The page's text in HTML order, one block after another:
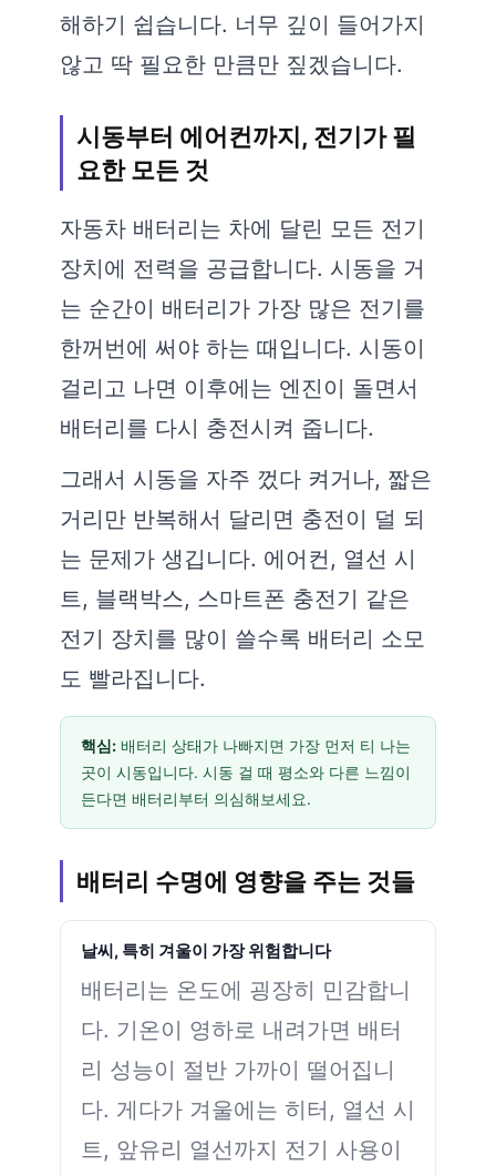
해하기 쉽습니다. 너무 깊이 들어가지
않고 딱 필요한 만큼만 짚겠습니다.
시동부터 에어컨까지, 전기가 필
요한 모든 것
자동차 배터리는 차에 달린 모든 전기
장치에 전력을 공급합니다. 시동을 거
는 순간이 배터리가 가장 많은 전기를
한꺼번에 써야 하는 때입니다. 시동이
걸리고 나면 이후에는 엔진이 돌면서
배터리를 다시 충전시켜 줍니다.
그래서 시동을 자주 껐다 켜거나, 짧은
거리만 반복해서 달리면 충전이 덜 되
는 문제가 생깁니다. 에어컨, 열선 시
트, 블랙박스, 스마트폰 충전기 같은
전기 장치를 많이 쓸수록 배터리 소모
도 빨라집니다.
핵심: 배터리 상태가 나빠지면 가장 먼저 티 나는
곳이 시동입니다. 시동 걸 때 평소와 다른 느낌이
든다면 배터리부터 의심해보세요.
배터리 수명에 영향을 주는 것들
날씨, 특히 겨울이 가장 위험합니다
배터리는 온도에 굉장히 민감합니
다. 기온이 영하로 내려가면 배터
리 성능이 절반 가까이 떨어집니
다. 게다가 겨울에는 히터, 열선 시
트, 앞유리 열선까지 전기 사용이